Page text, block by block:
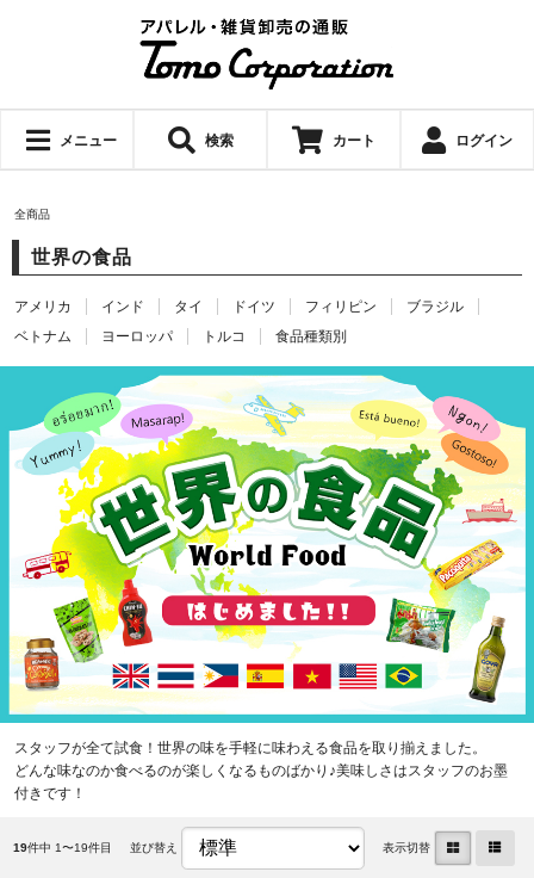
メニュー 検索 カート ログイン
全商品
世界の食品
アメリカ インド タイ ドイツ フィリピン
ブラジル
ベトナム
ヨーロッパ トルコ 食品種類別
スタッフが全て試食！世界の味を手軽に味わえる食品を取り揃えました。
どんな味なのか食べるのが楽しくなるものばかり♪美味しさはスタッフのお墨
付きです！
19件中 1〜19件目 並び替え 表示切替